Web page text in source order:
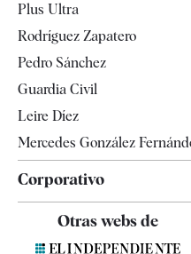
Televisión
Plus Ultra
Rodríguez Zapatero
Pedro Sánchez
Guardia Civil
Leire Díez
Mercedes González
Corporativo
Contacto
Otras webs de